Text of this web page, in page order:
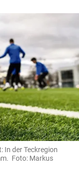
In der Teckregion
Foto: Markus